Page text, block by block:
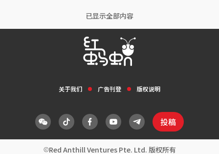
已显示全部内容
关于我们 广告刊登 版权说明
投稿
Red Anthill Ventures Pte. Ltd. 版权所有